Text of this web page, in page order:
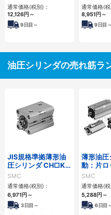
通常価格(税別)：
12,126円 ～
9日目～
通常価格(税
8,951円 ～
9日目～
油圧シリンダの売れ筋ラ
JIS規格準拠薄形油
圧シリンダ CH□KD
シリーズ
SMC
通常価格(税別)：
6,971円 ～
3日目～
薄形油圧
動：片ロ
CH□QB
SMC
通常価格(税
5,288円 ～
6日目